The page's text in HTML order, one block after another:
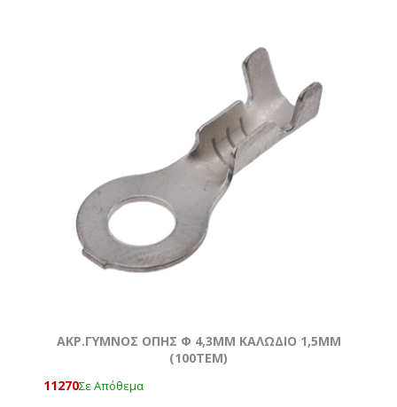
ΑΚΡ.ΓΥΜΝΟΣ ΟΠΗΣ Φ 4,3MM ΚΑΛΩΔΙΟ 1,5ΜΜ
(100ΤΕΜ)
11270Σε Απόθεμα